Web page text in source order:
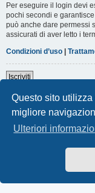
Questo sito
migliore
Ulteriori
Per eseguire il login devi
pochi secondi e
può anche dare permessi
assicurati di aver letto i
Condizioni d’uso |
Iscriviti
Indice
Creato da